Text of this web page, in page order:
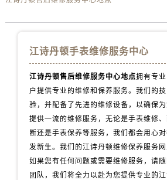
江诗丹顿手表维修服务中心
江诗丹顿售后维修服务中心地点拥有专
户提供专业的维修和保养服务。我们的
验，并配备了先进的维修设备，以确保
提供一流的维修服务，无论是手表维修
断还是手表保养等服务，我们都会用心
发新生。我们的江诗丹顿维修保养服务网
如果您有任何问题或需要维修服务，请
团队，我们将全力以赴为您提供专业的